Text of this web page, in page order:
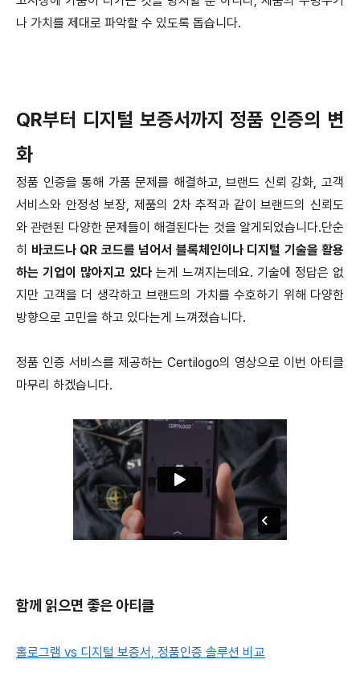
나 가치를 제대로 파악할 수 있도록 돕습니다.
QR부터 디지털 보증서까지 정품 인증의 변
화
정품 인증을 통해 가품 문제를 해결하고, 브랜드 신뢰 강화, 고객
서비스와 안정성 보장, 제품의 2차 추적과 같이 브랜드의 신뢰도
와 관련된 다양한 문제들이 해결된다는 것을 알게되었습니다.단순
히 바코드나 QR 코드를 넘어서 블록체인이나 디지털 기술을 활용
하는 기업이 많아지고 있다 는게 느껴지는데요. 기술에 정답은 없
지만 고객을 더 생각하고 브랜드의 가치를 수호하기 위해 다양한
방향으로 고민을 하고 있다는게 느껴졌습니다.
정품 인증 서비스를 제공하는 Certilogo의 영상으로 이번 아티클
마무리 하겠습니다.
함께 읽으면 좋은 아티클
홀로그램 vs 디지털 보증서, 정품인증 솔루션 비교